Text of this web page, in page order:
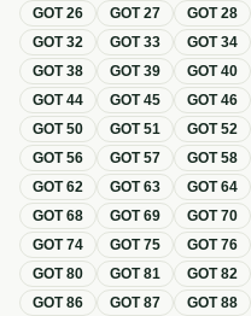
GOT26 GOT27 GOT28
GOT32 GOT33 GOT34
GOT38 GOT39 GOT40
GOT44 GOT45 GOT46
GOT50 GOT51 GOT52
GOT56 GOT57 GOT58
GOT62 GOT63 GOT64
GOT68 GOT69 GOT70
GOT74 GOT75 GOT76
GOT80 GOT81 GOT82
GOT86 GOT87 GOT88